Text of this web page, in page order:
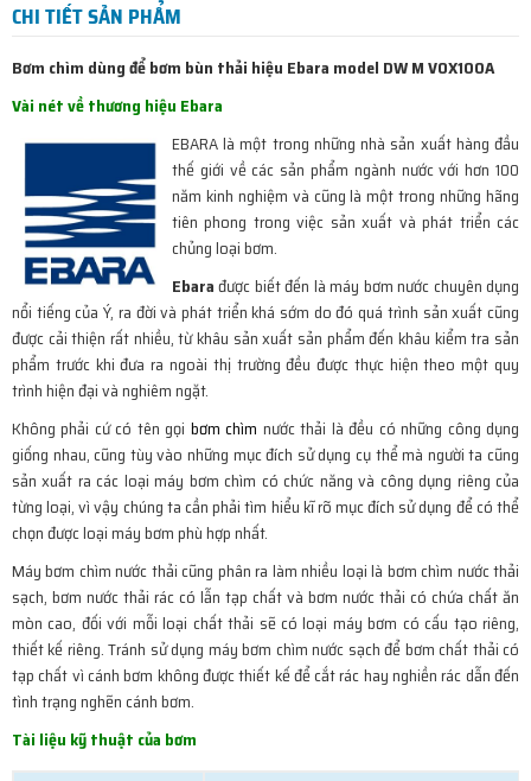
CHI TIẾT SẢN PHẨM
Bơm chìm dùng để bơm bùn thải hiệu Ebara model DW M VOX100A
Vài nét về thương hiệu Ebara
EBARA là một trong những nhà sản xuất hàng đầu
thế giới về các sản phẩm ngành nước với hơn 100
năm kinh nghiệm và cũng là một trong những hãng
tiên phong trong việc sản xuất và phát triển các
chủng loại bơm.
Ebarađược biết đến là máy bơm nước chuyên dụng
nổi tiếng của Ý, ra đời và phát triển khá sớm do đó quá trình sản xuất cũng
được cải thiện rất nhiều, từ khâu sản xuất sản phẩm đến khâu kiểm tra sản
phẩm trước khi đưa ra ngoài thị trường đều được thực hiện theo một quy
trình hiện đại và nghiêm ngặt.
Không phải cứ có tên gọi bơm chìm nước thải là đều có những công dụng
giống nhau, cũng tùy vào những mục đích sử dụng cụ thể mà người ta cũng
sản xuất ra các loại máy bơm chìm có chức năng và công dụng riêng của
từng loại, vì vậy chúng ta cần phải tìm hiểu kĩ rõ mục đích sử dụng để có thể
chọn được loại máy bơm phù hợp nhất.
Máy bơm chìm nước thải cũng phân ra làm nhiều loại là bơm chìm nước thải
sạch, bơm nước thải rác có lẫn tạp chất và bơm nước thải có chứa chất ăn
mòn cao, đối với mỗi loại chất thải sẽ có loại máy bơm có cấu tạo riêng,
thiết kế riêng. Tránh sử dụng máy bơm chìm nước sạch để bơm chất thải có
tạp chất vì cánh bơm không được thiết kế để cắt rác hay nghiền rác dẫn đến
tình trạng nghẽn cánh bơm.
Tài liệu kỹ thuật của bơm